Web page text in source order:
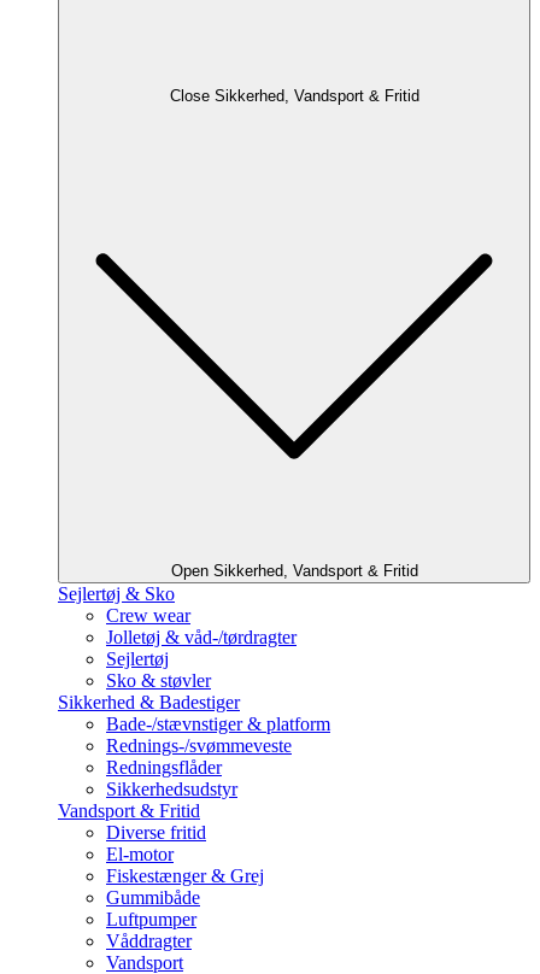
Close Sikkerhed, Vandsport & Fritid
Open Sikkerhed, Vandsport & Fritid
Sejlertøj & Sko
Crew wear
Jolletøj & våd-/tørdragter
Sejlertøj
Sko & støvler
Sikkerhed & Badestiger
Bade-/stævnstiger & platform
Rednings-/svømmeveste
Redningsflåder
Sikkerhedsudstyr
Vandsport & Fritid
Diverse fritid
El-motor
Fiskestænger & Grej
Gummibåde
Luftpumper
Våddragter
Vandsport